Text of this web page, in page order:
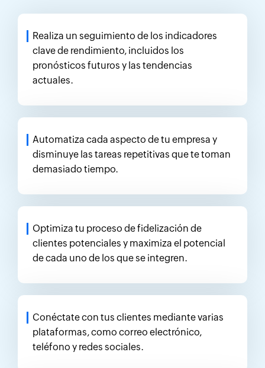
Realiza un seguimiento de los indicadores
clave de rendimiento, incluidos los
pronósticos futuros y las tendencias
actuales.
Automatiza cada aspecto de tu empresa y
disminuye las tareas repetitivas que te toman
demasiado tiempo.
Optimiza tu proceso de fidelización de
clientes potenciales y maximiza el potencial
de cada uno de los que se integren.
Conéctate con tus clientes mediante varias
plataformas, como correo electrónico,
teléfono y redes sociales.